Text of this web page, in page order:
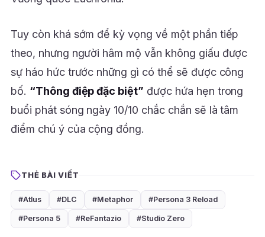
Tuy còn khá sớm để kỳ vọng về một phần tiếp
theo, nhưng người hâm mộ vẫn không giấu được
sự háo hức trước những gì có thể sẽ được công
bố. “Thông điệp đặc biệt” được hứa hẹn trong
buổi phát sóng ngày 10/10 chắc chắn sẽ là tâm
điểm chú ý của cộng đồng.
THẺ BÀI VIẾT
#Atlus #DLC #Metaphor #Persona 3 Reload
#Persona 5 #ReFantazio #Studio Zero